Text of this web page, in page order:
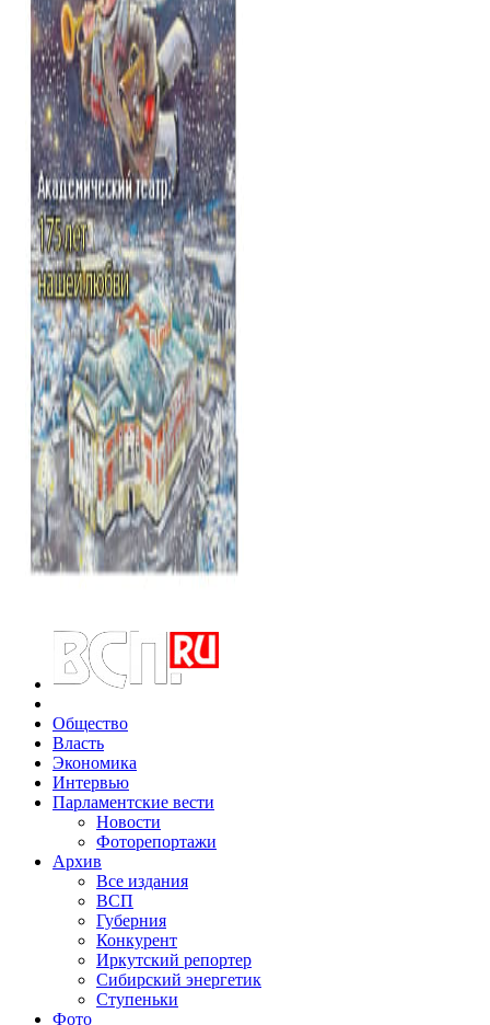
Общество
Власть
Экономика
Интервью
Парламентские вести
Новости
Фоторепортажи
Архив
Все издания
ВСП
Губерния
Конкурент
Иркутский репортер
Сибирский энергетик
Ступеньки
Фото